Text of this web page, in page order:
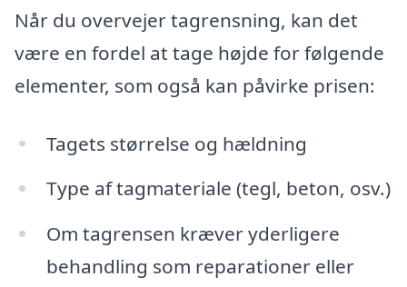
Når du overvejer tagrensning, kan det
være en fordel at tage højde for følgende
elementer, som også kan påvirke prisen:
Tagets størrelse og hældning
Type af tagmateriale (tegl, beton, osv.)
Om tagrensen kræver yderligere
behandling som reparationer eller